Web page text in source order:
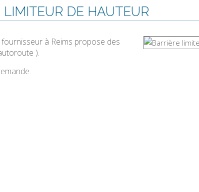
DE HAUTEUR
fournisseur à Reims propose des
).